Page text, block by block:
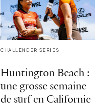
CHALLENGER SERIES
Huntington Beach :
une grosse semaine
de surf en Californie